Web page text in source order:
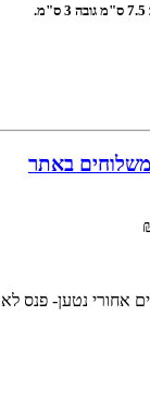
באתר
אחורי נטען- פנס